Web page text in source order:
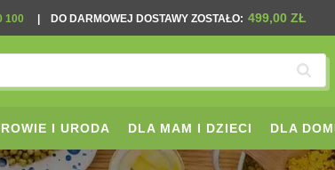
100 DO DARMOWEJ DOSTAWY ZOSTAŁO: 499,00 ZŁ
I URODA DLA MAM I DZIECI DLA